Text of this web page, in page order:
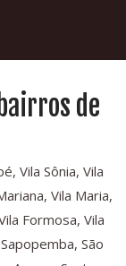
de
Vila Sônia, Vila
Vila Maria,
Formosa, Vila
São